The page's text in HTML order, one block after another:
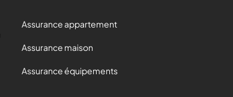
Assurance appartement
Assurance maison
Assurance équipements